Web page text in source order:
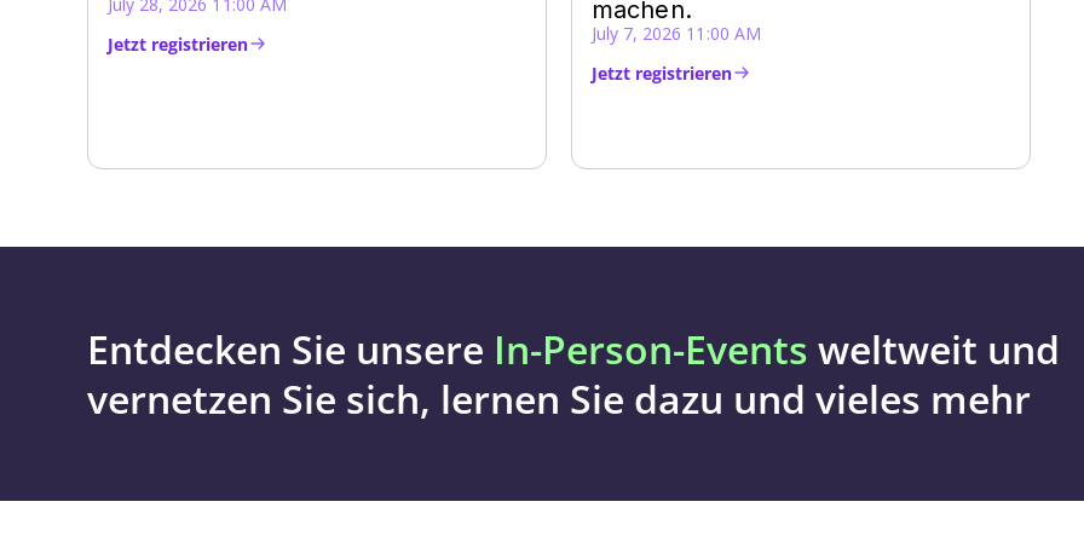
Jetzt registrieren
machen.
July 7, 2026 11:00 AM
Jetzt registrieren
Entdecken Sie unsere In-Person-Events weltweit und
vernetzen Sie sich, lernen Sie dazu und vieles mehr